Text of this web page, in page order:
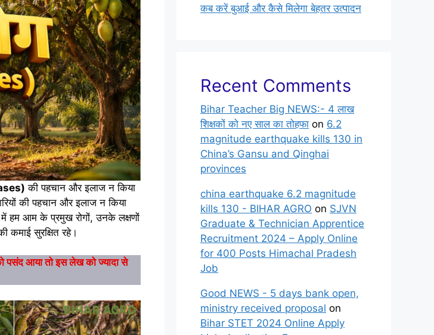
की पहचान और इलाज न किया
की पहचान और इलाज न किया
आम के प्रमुख रोगों, उनके लक्षणों
कमाई सुरक्षित रहे।
पसंद आया तो इस लेख को ज्यादा से
कब करें बुआई और कैसे मिलेगा बेहतर उत्पादन
Recent Comments
Bihar Teacher Big NEWS:- 4 लाख
शिक्षकों को नए साल का तोहफा on 6.2
magnitude earthquake kills 130 in
China’s Gansu and Qinghai
provinces
china earthquake 6.2 magnitude
kills 130 - BIHAR AGRO on SJVN
Graduate & Technician Apprentice
Recruitment 2024 – Apply Online
for 400 Posts Himachal Pradesh
Job
Good NEWS - 5 days bank open,
ministry received proposal on
Bihar STET 2024 Online Apply